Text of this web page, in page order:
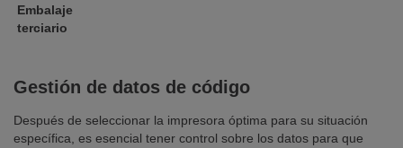
Embalaje
terciario
Gestión de datos de código
Después de seleccionar la impresora óptima para su situación
específica, es esencial tener control sobre los datos para que